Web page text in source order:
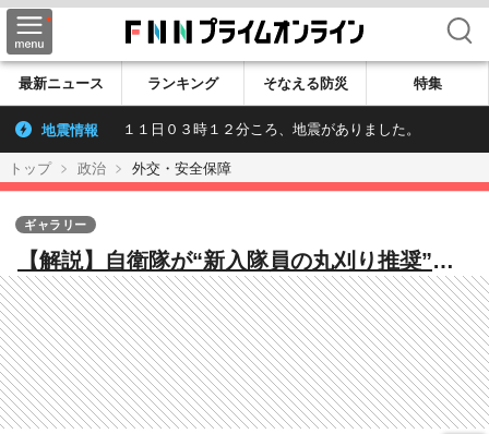
検索
最新ニュース ランキング そなえる防災 特集
地震情報 １１日０３時１２分ころ、地震がありました。
トップ 政治 外交・安全保障
【解説】自衛隊が“新入隊員の丸刈り推奨”廃
止へ 隊員不足解消のためにあの手この手…
YouTuberさながらの動画配信も
ギャラリー